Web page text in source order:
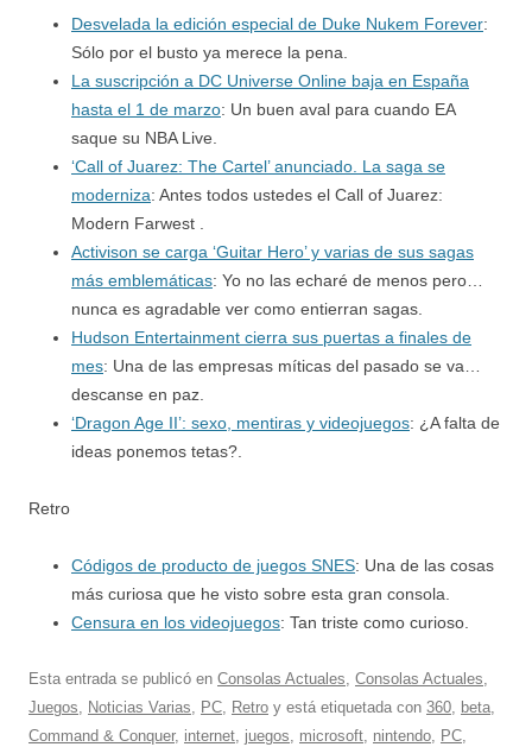
Desvelada la edición especial de Duke Nukem Forever:
Sólo por el busto ya merece la pena.
La suscripción a DC Universe Online baja en España
hasta el 1 de marzo: Un buen aval para cuando EA
saque su NBA Live.
‘Call of Juarez: The Cartel’ anunciado. La saga se
moderniza: Antes todos ustedes el Call of Juarez:
Modern Farwest .
Activison se carga ‘Guitar Hero’ y varias de sus sagas
más emblemáticas: Yo no las echaré de menos pero…
nunca es agradable ver como entierran sagas.
Hudson Entertainment cierra sus puertas a finales de
mes: Una de las empresas míticas del pasado se va…
descanse en paz.
‘Dragon Age II’: sexo, mentiras y videojuegos: ¿A falta de
ideas ponemos tetas?.
Retro
Códigos de producto de juegos SNES: Una de las cosas
más curiosa que he visto sobre esta gran consola.
Censura en los videojuegos: Tan triste como curioso.
Esta entrada se publicó en Consolas Actuales, Consolas Actuales,
Juegos, Noticias Varias, PC, Retro y está etiquetada con 360, beta,
Command & Conquer, internet, juegos, microsoft, nintendo, PC,